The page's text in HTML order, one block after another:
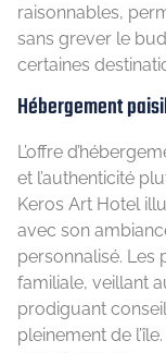
raisonnables,
sans grever le
certaines
Hébergement
L’offre
et l’authenticité
Keros Art Hotel
avec son
personnalisé.
familiale, veillant
prodiguant
pleinement de